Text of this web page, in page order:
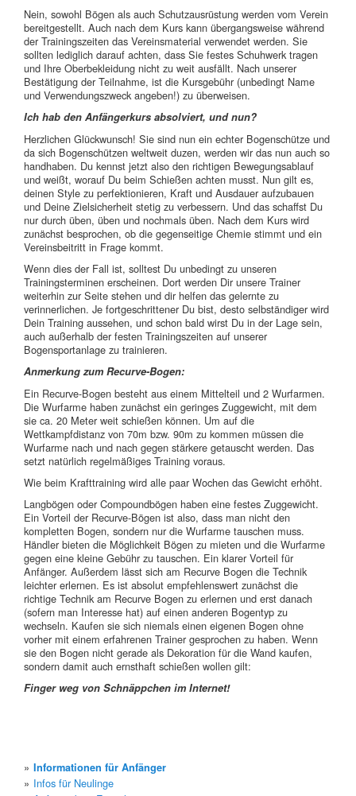
Nein, sowohl Bögen als auch Schutzausrüstung werden vom Verein
bereitgestellt. Auch nach dem Kurs kann übergangsweise während
der Trainingszeiten das Vereinsmaterial verwendet werden. Sie
sollten lediglich darauf achten, dass Sie festes Schuhwerk tragen
und Ihre Oberbekleidung nicht zu weit ausfällt. Nach unserer
Bestätigung der Teilnahme, ist die Kursgebühr (unbedingt Name
und Verwendungszweck angeben!) zu überweisen.
Ich hab den Anfängerkurs absolviert, und nun?
Herzlichen Glückwunsch! Sie sind nun ein echter Bogenschütze und
da sich Bogenschützen weltweit duzen, werden wir das nun auch so
handhaben. Du kennst jetzt also den richtigen Bewegungsablauf
und weißt, worauf Du beim Schießen achten musst. Nun gilt es,
deinen Style zu perfektionieren, Kraft und Ausdauer aufzubauen
und Deine Zielsicherheit stetig zu verbessern. Und das schaffst Du
nur durch üben, üben und nochmals üben. Nach dem Kurs wird
zunächst besprochen, ob die gegenseitige Chemie stimmt und ein
Vereinsbeitritt in Frage kommt.
Wenn dies der Fall ist, solltest Du unbedingt zu unseren
Trainingsterminen erscheinen. Dort werden Dir unsere Trainer
weiterhin zur Seite stehen und dir helfen das gelernte zu
verinnerlichen. Je fortgeschrittener Du bist, desto selbständiger wird
Dein Training aussehen, und schon bald wirst Du in der Lage sein,
auch außerhalb der festen Trainingszeiten auf unserer
Bogensportanlage zu trainieren.
Anmerkung zum Recurve-Bogen:
Ein Recurve-Bogen besteht aus einem Mittelteil und 2 Wurfarmen.
Die Wurfarme haben zunächst ein geringes Zuggewicht, mit dem
sie ca. 20 Meter weit schießen können. Um auf die
Wettkampfdistanz von 70m bzw. 90m zu kommen müssen die
Wurfarme nach und nach gegen stärkere getauscht werden. Das
setzt natürlich regelmäßiges Training voraus.
Wie beim Krafttraining wird alle paar Wochen das Gewicht erhöht.
Langbögen oder Compoundbögen haben eine festes Zuggewicht.
Ein Vorteil der Recurve-Bögen ist also, dass man nicht den
kompletten Bogen, sondern nur die Wurfarme tauschen muss.
Händler bieten die Möglichkeit Bögen zu mieten und die Wurfarme
gegen eine kleine Gebühr zu tauschen. Ein klarer Vorteil für
Anfänger. Außerdem lässt sich am Recurve Bogen die Technik
leichter erlernen. Es ist absolut empfehlenswert zunächst die
richtige Technik am Recurve Bogen zu erlernen und erst danach
(sofern man Interesse hat) auf einen anderen Bogentyp zu
wechseln. Kaufen sie sich niemals einen eigenen Bogen ohne
vorher mit einem erfahrenen Trainer gesprochen zu haben. Wenn
sie den Bogen nicht gerade als Dekoration für die Wand kaufen,
sondern damit auch ernsthaft schießen wollen gilt:
Finger weg von Schnäppchen im Internet!
Informationen für Anfänger
Infos für Neulinge